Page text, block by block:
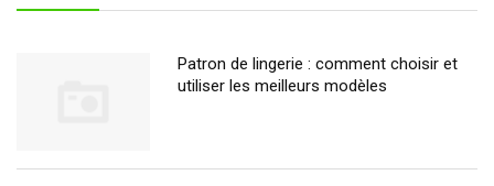
Patron de lingerie : comment choisir et
utiliser les meilleurs modèles